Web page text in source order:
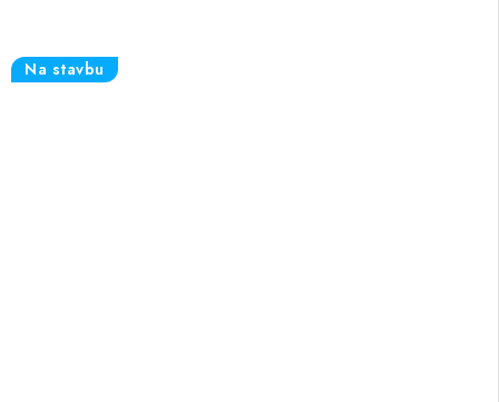
Na stavbu